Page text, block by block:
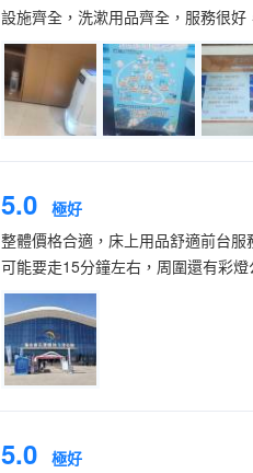
設施齊全，洗漱用品齊全，服務很
5.0 極好
整體價格合適，床上用品舒適前台
可能要走15分鐘左右，周圍還有彩
5.0 極好